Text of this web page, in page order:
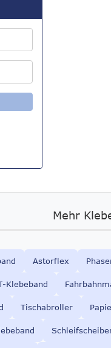
Mehr
Astorflex
Klebeband
Tischabroller